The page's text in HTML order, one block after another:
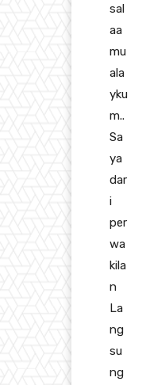
sal
aa
mu
ala
yku
m..
Sa
ya
dar
i
per
wa
kila
n
La
ng
su
ng